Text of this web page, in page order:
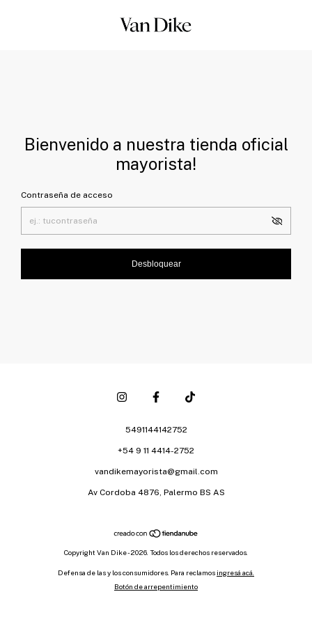
Bienvenido a nuestra tienda oficial
mayorista!
Contraseña de acceso
Desbloquear
5491144142752
+54 9 11 4414-2752
vandikemayorista@gmail.com
Av Cordoba 4876, Palermo BS AS
Copyright Van Dike - 2026. Todos los derechos reservados.
Defensa de las y los consumidores. Para reclamos ingresá acá.
Botón de arrepentimiento